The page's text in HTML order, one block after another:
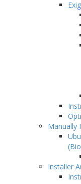
Manually
Installer